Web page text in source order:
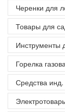
Черенки для
Товары для
Инструменты
Горелка
Средства